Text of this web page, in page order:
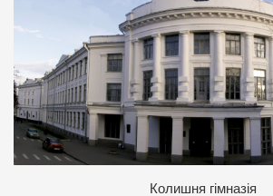
Колишня гімназія